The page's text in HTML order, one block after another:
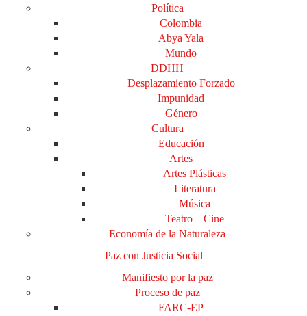
Política
Colombia
Abya Yala
Mundo
DDHH
Desplazamiento Forzado
Impunidad
Género
Cultura
Educación
Artes
Artes Plásticas
Literatura
Música
Teatro – Cine
Economía de la Naturaleza
Paz con Justicia Social
Manifiesto por la paz
Proceso de paz
FARC-EP